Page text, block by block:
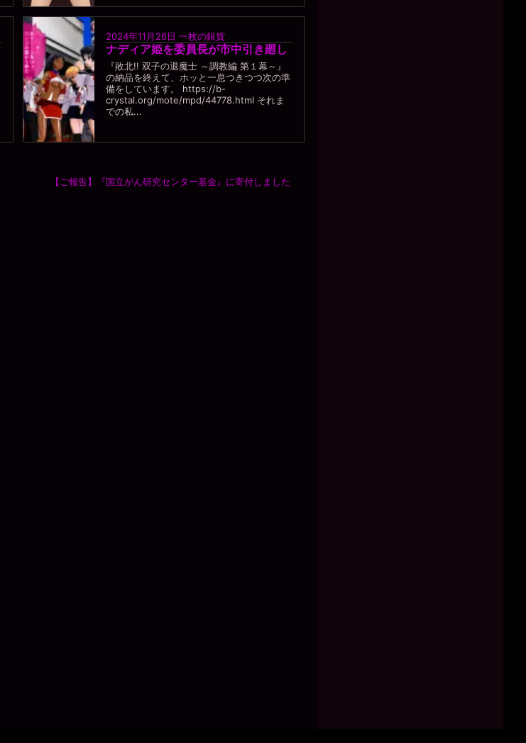
2024年11月26日 一枚の銀貨
ナディア姫を委員長が市中引き廻し
『敗北!! 双子の退魔士 ～調教編 第１幕～』
の納品を終えて、ホッと一息つきつつ次の準
備をしています。 https://b-
crystal.org/mote/mpd/44778.html それま
での私...
【ご報告】『国立がん研究センター基金』に寄付しました